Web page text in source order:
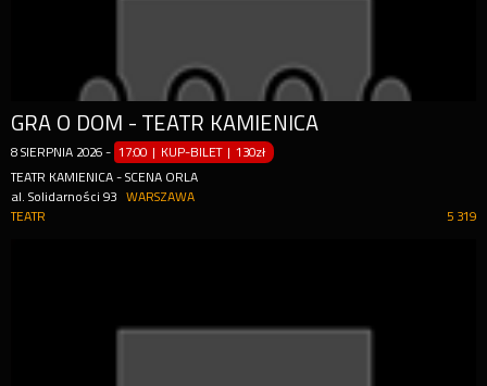
GRA O DOM - TEATR KAMIENICA
8 SIERPNIA 2026 - 17:00 | KUP-BILET |130zł
TEATR KAMIENICA - SCENA ORLA
al. Solidarności 93
WARSZAWA
5 319
TEATR